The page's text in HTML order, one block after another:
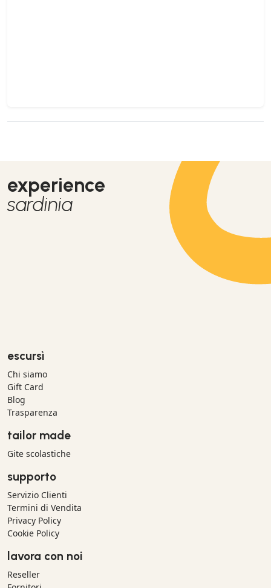
experience
sardinia
escursì
Chi siamo
Gift Card
Blog
Trasparenza
tailor made
Gite scolastiche
supporto
Servizio Clienti
Termini di Vendita
Privacy Policy
Cookie Policy
lavora con noi
Reseller